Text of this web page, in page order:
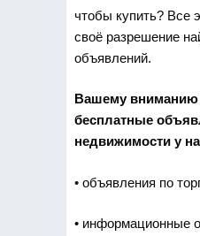
чтобы купить? Все
своё разрешение
объявлений.
Вашему вниманию
бесплатные
недвижимости у
• объявления по
• информационные